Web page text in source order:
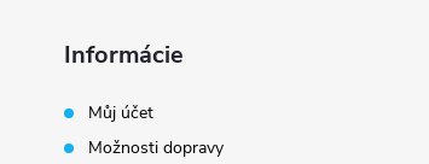
Informácie
Můj účet
Možnosti dopravy